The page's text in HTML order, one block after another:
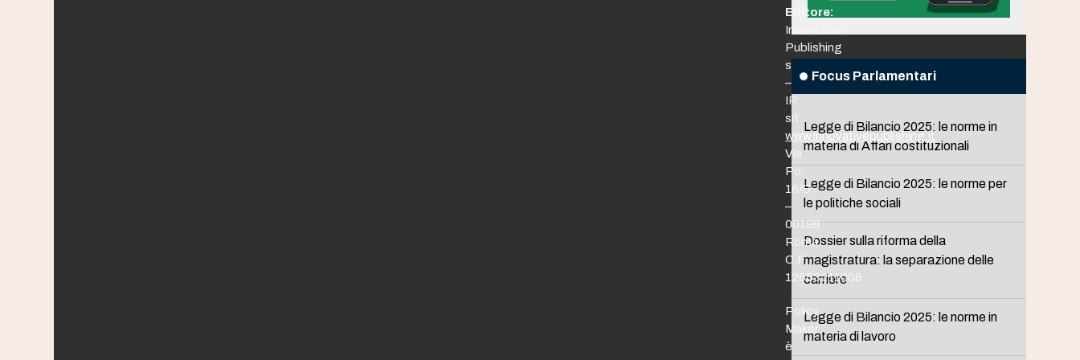
Focus Parlamentari
Legge di Bilancio 2025: le norme in
materia di Affari costituzionali
Legge di Bilancio 2025: le norme per
le politiche sociali
Dossier sulla riforma della
magistratura: la separazione delle
carriere
Legge di Bilancio 2025: le norme in
materia di lavoro
Editore:
Innovative
Publishing
srl
–
IP
srl
www.innovativepublishing.it
Via
Po,
16/B
–
00198
Roma
C.F.
12653211008
Policy
Maker
è